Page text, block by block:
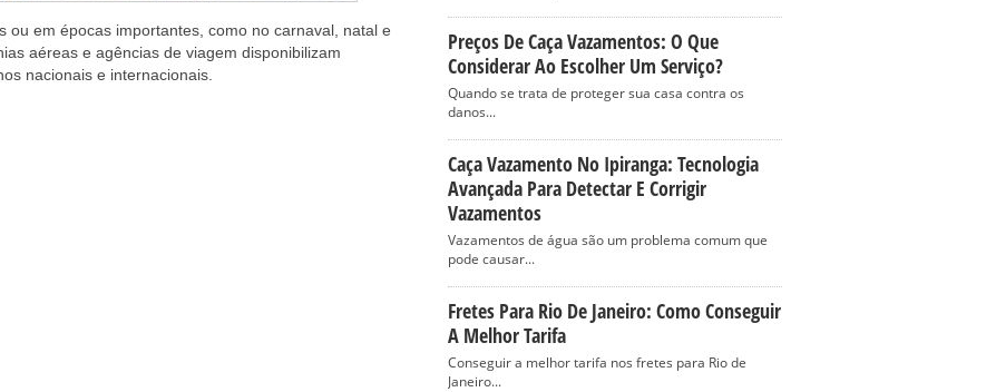
ou em épocas importantes, como no carnaval, natal e
aéreas e agências de viagem disponibilizam
nacionais e internacionais.
Preços De Caça Vazamentos: O Que
Considerar Ao Escolher Um Serviço?
Quando se trata de proteger sua casa contra os
danos...
Caça Vazamento No Ipiranga: Tecnologia
Avançada Para Detectar E Corrigir
Vazamentos
Vazamentos de água são um problema comum que
pode causar...
Fretes Para Rio De Janeiro: Como Conseguir
A Melhor Tarifa
Conseguir a melhor tarifa nos fretes para Rio de
Janeiro...